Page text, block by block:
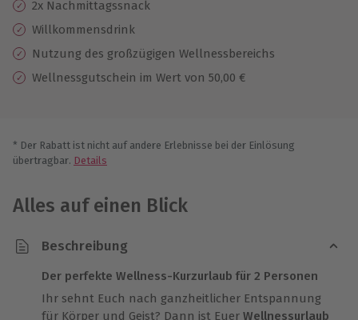
2x Nachmittagssnack
Willkommensdrink
Nutzung des großzügigen Wellnessbereichs
Wellnessgutschein im Wert von 50,00 €
* Der Rabatt ist nicht auf andere Erlebnisse bei der Einlösung
übertragbar. Details
Alles auf einen Blick
Beschreibung
Der perfekte Wellness-Kurzurlaub für 2 Personen
Ihr sehnt Euch nach ganzheitlicher Entspannung
für Körper und Geist? Dann ist Euer Wellnessurlaub